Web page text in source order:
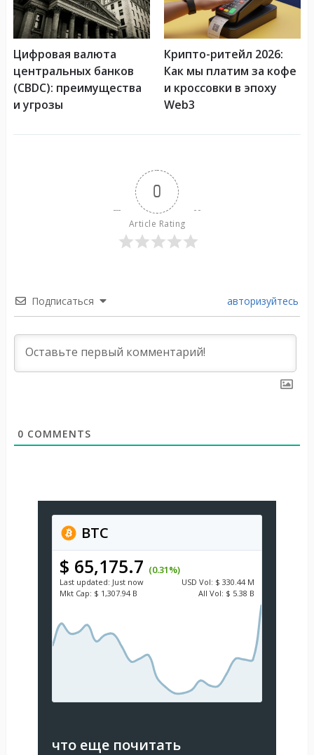
Цифровая валюта
центральных банков
(CBDC): преимущества
и угрозы
Крипто-ритейл 2026:
Как мы платим за кофе
и кроссовки в эпоху
Web3
0
Article Rating
Подписаться авторизуйтесь
0 COMMENTS
BTC
$ 65,175.7 (0.31%)
Last updated: Just now USD Vol: $ 330.44 M
Mkt Cap: $ 1,307.94 B All Vol: $ 5.38 B
что еще почитать